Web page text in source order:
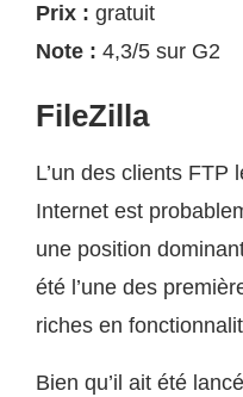
Prix : gratuit
Note : 4,3/5 sur G2
FileZilla
L’un des clients FTP
Internet est
une position
été l’une des
riches en
Bien qu’il ait été